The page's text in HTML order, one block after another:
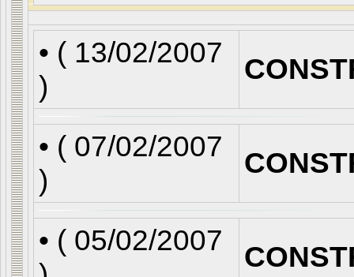
• ( 13/02/2007
)
• ( 07/02/2007
)
• ( 05/02/2007